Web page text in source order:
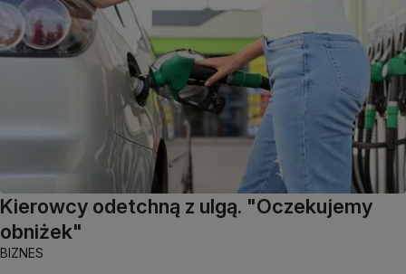
Kierowcy odetchną z ulgą. "Oczekujemy
obniżek"
BIZNES